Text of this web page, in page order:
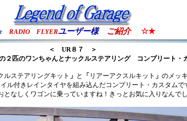
RADIO FLYERユーザー様ご紹介 ☆★
＜ UR８７ ＞
２匹のワンちゃんとナックルステアリングコンプリート・
ルステアリングキット 」 と 「 リアーアクスルキット 」 のメッ
ル付きレインタイヤを組み込んだコンプリート・カスタムで
となしく ワゴンに乗っていますね！きっとお気に入りなんで